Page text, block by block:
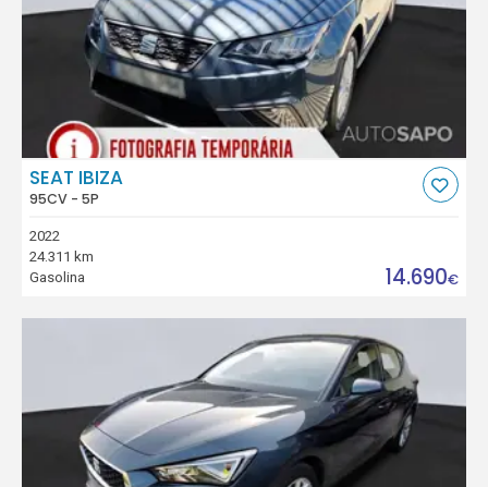
SEAT IBIZA
95CV - 5P
2022
24.311 km
Gasolina
14.690€